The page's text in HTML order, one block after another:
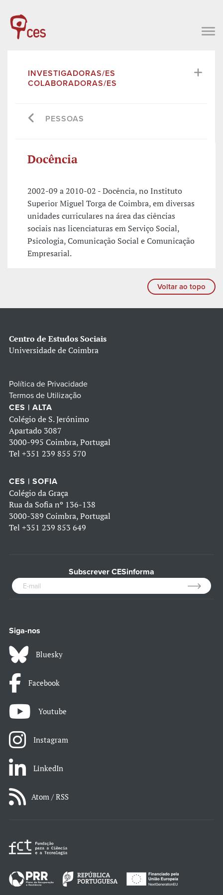
INVESTIGADORAS/ES
COLABORADORAS/ES
PESSOAS
Docência
2002-09 a 2010-02 - Docência, no Instituto
Superior Miguel Torga de Coimbra, em diversas
unidades curriculares na área das ciências
sociais nas licenciaturas em Serviço Social,
Psicologia, Comunicação Social e Comunicação
Empresarial.
Voltar ao topo
Centro de Estudos Sociais
Universidade de Coimbra
Política de Privacidade
Termos de Utilização
CES | ALTA
Colégio de S. Jerónimo
Apartado 3087
3000-995 Coimbra, Portugal
Tel +351 239 855 570
CES | SOFIA
Colégio da Graça
Rua da Sofia nº 136-138
3000-389 Coimbra, Portugal
Tel +351 239 853 649
Subscrever CESinforma
Siga-nos
Bluesky
Facebook
Youtube
Instagram
LinkedIn
Atom / RSS